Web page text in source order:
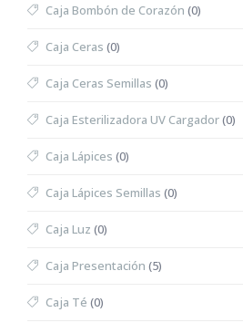
Caja Bombón de Corazón (0)
Caja Ceras (0)
Caja Ceras Semillas (0)
Caja Esterilizadora UV Cargador(0)
Caja Lápices (0)
Caja Lápices Semillas (0)
Caja Luz (0)
Caja Presentación (5)
Caja Té (0)